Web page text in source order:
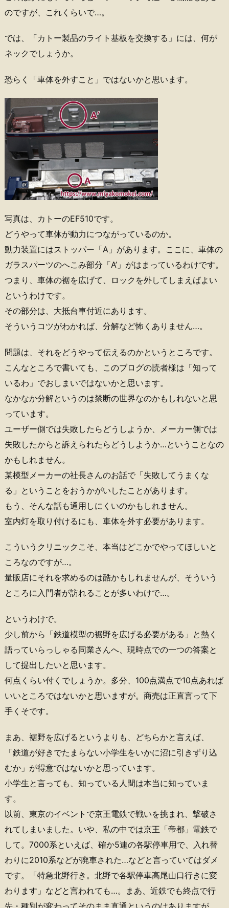
のですが、これくらいで…。
では、「カトー製品のライト基板を交換する」には、何が
ネックでしょうか。
恐らく「車体を外すこと」ではないかと思います。
写真は、カトーのEF510です。
どうやって車体が動力につながっているのか。
動力装置にはストッパー「A」があります。ここに、車体の
ガラスパーツのへこみ部分「A’」がはまっているわけです。
つまり、車体の裾を広げて、ロックを外してしまえばよい
というわけです。
その部分は、大抵台車付近にあります。
そういうコツがわかれば、分解など怖くありません…。
問題は、それをどうやって伝えるのかというところです。
こんなところで書いても、このブログの読者様は「知って
いるわ」でおしまいではないかと思います。
なかなか分解というのは禁断の世界なのかもしれないと思
っています。
ユーザー側では失敗したらどうしようか、メーカー側では
失敗したからと訴えられたらどうしようか…ということなの
かもしれません。
某模型メーカーの社長さんのお話で「失敗してうまくな
る」ということをおうかがいしたことがあります。
もう、そんな話も通用しにくいのかもしれません。
室内灯を取り付けるにも、車体を外す必要があります。
こういうクリニックこそ、本当はどこかでやってほしいと
ころなのですが…。
量販店にそれを求めるのは酷かもしれませんが、そういう
ところに入門者が訪れることが多いわけで…。
というわけで。
少し前から「鉄道模型の裾野を広げる必要がある」と熱く
語っていらっしゃる同業さんへ、現時点での一つの答案と
して提出したいと思います。
何点くらい付くでしょうか。多分、100点満点で10点あれば
いいところではないかと思いますが。商売は正直言って下
手くそです。
まあ、裾野を広げるというよりも、どちらかと言えば、
「鉄道が好きでたまらない小学生をいかに沼に引きずり込
むか」が得意ではないかと思っています。
小学生と言っても、知っている人間は本当に知っていま
す。
以前、東京のイベントで京王電鉄で戦いを挑まれ、撃破さ
れてしまいました。いや、私の中では京王「帝都」電鉄で
して。7000系といえば、確か5連の各駅停車用で、入れ替
わりに2010系などが廃車された…などと言っていてはダメ
です。「特急北野行き。北野で各駅停車高尾山口行きに変
わります」などと言われても…。まあ、近鉄でも終点で行
先・種別が変わってそのまま直通というのはありますが。